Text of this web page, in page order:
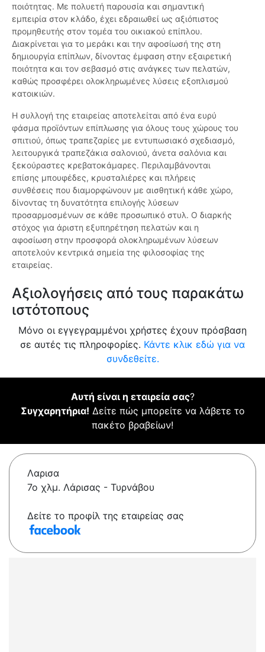
ποιότητας. Με πολυετή παρουσία και σημαντική
εμπειρία στον κλάδο, έχει εδραιωθεί ως αξιόπιστος
προμηθευτής στον τομέα του οικιακού επίπλου.
Διακρίνεται για το μεράκι και την αφοσίωσή της στη
δημιουργία επίπλων, δίνοντας έμφαση στην εξαιρετική
ποιότητα και τον σεβασμό στις ανάγκες των πελατών,
καθώς προσφέρει ολοκληρωμένες λύσεις εξοπλισμού
κατοικιών.
Η συλλογή της εταιρείας αποτελείται από ένα ευρύ
φάσμα προϊόντων επίπλωσης για όλους τους χώρους του
σπιτιού, όπως τραπεζαρίες με εντυπωσιακό σχεδιασμό,
λειτουργικά τραπεζάκια σαλονιού, άνετα σαλόνια και
ξεκούραστες κρεβατοκάμαρες. Περιλαμβάνονται
επίσης μπουφέδες, κρυσταλιέρες και πλήρεις
συνθέσεις που διαμορφώνουν με αισθητική κάθε χώρο,
δίνοντας τη δυνατότητα επιλογής λύσεων
προσαρμοσμένων σε κάθε προσωπικό στυλ. Ο διαρκής
στόχος για άριστη εξυπηρέτηση πελατών και η
αφοσίωση στην προσφορά ολοκληρωμένων λύσεων
αποτελούν κεντρικά σημεία της φιλοσοφίας της
εταιρείας.
Αξιολογήσεις από τους παρακάτω
ιστότοπους
Μόνο οι εγγεγραμμένοι χρήστες έχουν πρόσβαση
σε αυτές τις πληροφορίες. Κάντε κλικ εδώ για να
συνδεθείτε.
Αυτή είναι η εταιρεία σας?
Συγχαρητήρια! Δείτε πώς μπορείτε να λάβετε το
πακέτο βραβείων!
Λαρισα
7ο χλμ. Λάρισας - Τυρνάβου
Δείτε το προφίλ της εταιρείας σας